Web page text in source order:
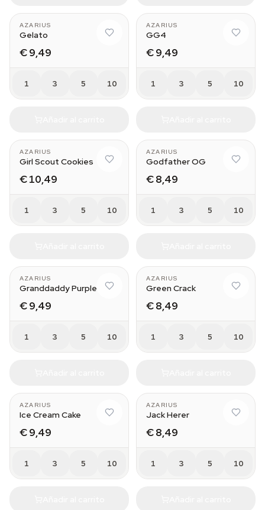
AZARIUS
Gelato
€ 9,49
1 3 5 10
AZARIUS
GG4
€ 9,49
1 3 5 10
AZARIUS
Girl Scout Cookies
€ 10,49
1 3 5 10
AZARIUS
Godfather OG
€ 8,49
1 3 5 10
AZARIUS
Granddaddy Purple
€ 9,49
1 3 5 10
AZARIUS
Green Crack
€ 8,49
1 3 5 10
AZARIUS
Ice Cream Cake
€ 9,49
1 3 5 10
AZARIUS
Jack Herer
€ 8,49
1 3 5 10